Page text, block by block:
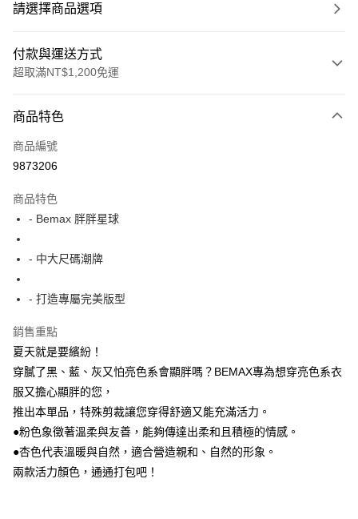
請選擇商品選項
付款與運送方式
超取滿NT$1,200免運
信用卡一次付款
超商取貨付款
Apple Pay
街口支付
AFTEE先享後付
相關說明
AFTEE先享後付是「在收到商品之後才付款」的支付方式。 讓您購物簡單
便利好安心！
１．簡單：不需註冊會員、不需綁卡、不需儲值。
２．便利：只要手機號碼，簡訊認證，即可結帳。
３．安心：先確認商品／服務後，再付款。
１．於結帳方式選擇「AFTEE先享後付」後，將跳轉至「AFTEE先享後付」
結帳頁面，進行簡訊認證並確認金額後，即可完成結帳。
ATM付款
運送方式
全家付款取貨
每筆NT$150
7-11付款取貨
商品特色
商品編號
9873206
商品特色
- Bemax 胖胖星球
- 中大尺碼潮牌
- 打造專屬完美版型
銷售重點
夏天就是要繽紛！
穿膩了黑、藍、灰又怕亮色系會顯胖嗎？BEMAX專為想穿亮色系衣
服又擔心顯胖的您，
推出本單品，特殊剪裁讓您穿得舒適又能充滿活力。
●粉色象徵著溫柔與友善，能夠傳達出柔和且積極的情感。
●杏色代表溫暖與自然，適合營造親和、自然的形象。
兩款活力顏色，通通打包吧！